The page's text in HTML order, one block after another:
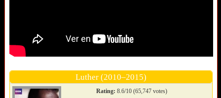
Luther (2010–2015)
Rating: 8.6/10 (65,747 votes)